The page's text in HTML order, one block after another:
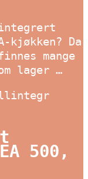
kjøkken? Da
mange
lager …
500,